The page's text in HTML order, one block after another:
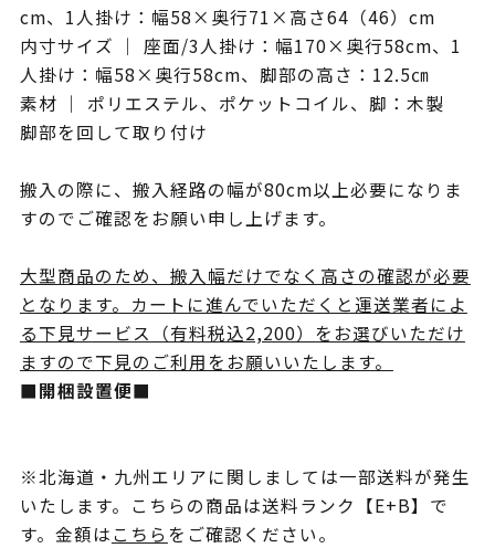
cm、1人掛け：幅58×奥行71×高さ64（46）cm
内寸サイズ ｜ 座面/3人掛け：幅170×奥行58cm、1
人掛け：幅58×奥行58cm、脚部の高さ：12.5㎝
素材 ｜ ポリエステル、ポケットコイル、脚：木製
脚部を回して取り付け
搬入の際に、搬入経路の幅が80cm以上必要になりま
すのでご確認をお願い申し上げます。
大型商品のため、搬入幅だけでなく高さの確認が必要
となります。カートに進んでいただくと運送業者によ
る下見サービス（有料税込2,200）をお選びいただけ
ますので下見のご利用をお願いいたします。
■開梱設置便■
※北海道・九州エリアに関しましては一部送料が発生
いたします。こちらの商品は送料ランク【E+B】で
す。金額はこちらをご確認ください。